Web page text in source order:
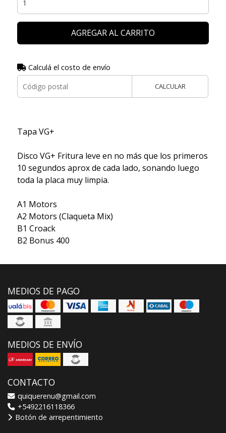
AGREGAR AL CARRITO
Calculá el costo de envío
CALCULAR
Tapa VG+
Disco VG+ Fritura leve en no más que los primeros
10 segundos aprox de cada lado, sonando luego
toda la placa muy limpia.
A1 Motors
A2 Motors (Claqueta Mix)
B1 Croack
B2 Bonus 400
MEDIOS DE PAGO
MEDIOS DE ENVÍO
CONTACTO
quiquerenu@gmail.com
+5492216118366
Botón de arrepentimiento